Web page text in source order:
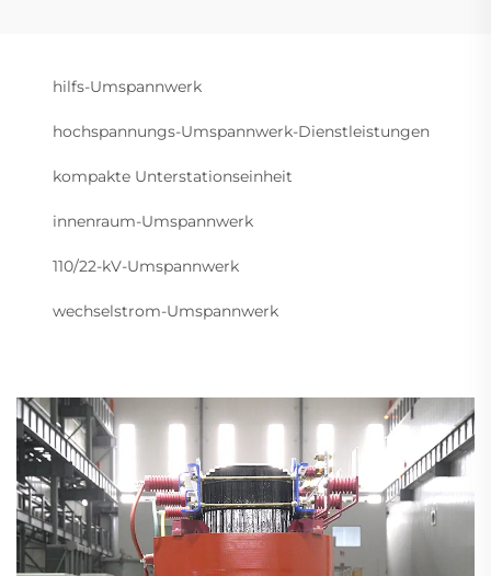
hilfs-Umspannwerk
hochspannungs-Umspannwerk-Dienstleistungen
kompakte Unterstationseinheit
innenraum-Umspannwerk
110/22-kV-Umspannwerk
wechselstrom-Umspannwerk